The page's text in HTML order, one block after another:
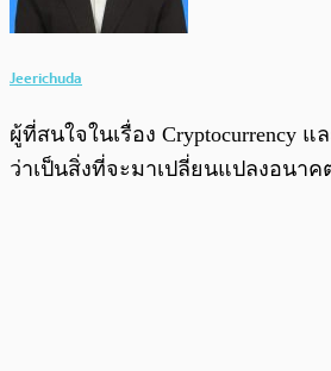
Jeerichuda
ผู้ที่สนใจในเรื่อง Cryptocurrency แ
ว่าเป็นสิ่งที่จะมาเปลี่ยนแปลงอนาค